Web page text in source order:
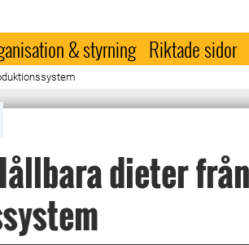
& styrning Riktade sidor
dieter